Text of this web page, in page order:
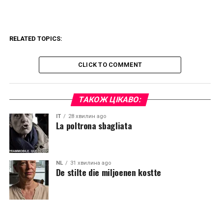
RELATED TOPICS:
CLICK TO COMMENT
ТАКОЖ ЦІКАВО:
IT 28 хвилин ago
La poltrona sbagliata
NL 31 хвилина ago
De stilte die miljoenen kostte